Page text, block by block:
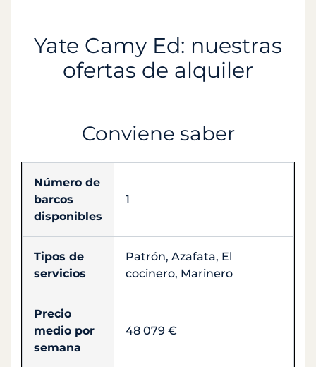
Yate Camy Ed: nuestras
ofertas de alquiler
Conviene saber
Número de
barcos
disponibles
1
Tipos de
servicios
Patrón, Azafata, El
cocinero, Marinero
Precio
medio por
semana
48 079 €